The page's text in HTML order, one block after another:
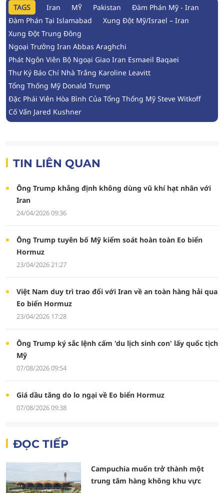
TAGS Iran MỸ Pakistan
Đàm Phán Mỹ - Iran
Đàm Phán Tại Islamabad
Xung Đột Mỹ/Israel – Iran
Xung Đột Trung Đông
Ngoại Trưởng Iran Abbas Araghchi
Phát Ngôn Viên Bộ Ngoại Giao Iran Esmaeil Baqaei
Thư Ký Báo Chí Nhà Trắng Karoline Leavitt
Tổng Thống Mỹ Donald Trump
Đặc Phái Viên Hòa Bình Của Tổng Thống Mỹ Steve Witkoff
Cố Vấn Jared Kushner
TIN LIÊN QUAN
Ông Trump khẳng định không dùng vũ khí hạt nhân với
Iran
24/04/2026 09:36
Ông Trump tuyên bố Mỹ kiểm soát hoàn toàn Eo biển
Hormuz
23/04/2026 21:27
Việt Nam duy trì trao đổi với Iran về an toàn hàng hải qua
Eo biển Hormuz
23/04/2026 17:28
Ông Trump ký sắc lệnh cấm 'du lịch sinh con' lấy quốc tịch
Mỹ
07/08/2026 09:54
Giá dầu tăng do lo ngại về Eo biển Hormuz
07/08/2026 09:38
ĐỌC TIẾP
Campuchia muốn trở thành một
trung tâm hàng không khu vực